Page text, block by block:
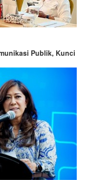
Publik, Kunci